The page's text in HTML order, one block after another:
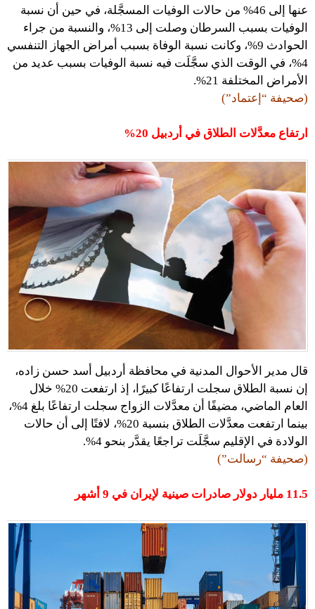
عنها إلى 46% من حالات الوفيات المسجَّلة، في حين أن نسبة
الوفيات بسبب السرطان وصلت إلى 13%، والنسبة من جراء
الحوادث 9%، وكانت نسبة الوفاة بسبب أمراض الجهاز التنفسي
4%، في الوقت الذي سجَّلَت فيه نسبة الوفيات بسبب عديد من
الأمراض المختلفة 21%.
(صحيفة “إعتماد”)
ارتفاع معدَّلات الطلاق في أردبيل 20%
قال مدير الأحوال المدنية في محافظة أردبيل أسد حسن زاده،
إن نسبة الطلاق سجلت ارتفاعًا كبيرًا، إذ ارتفعت 20% خلال
العام الماضي، مضيفًا أن معدَّلات الزواج سجلت ارتفاعًا بلغ 4%،
بينما ارتفعت معدَّلات الطلاق بنسبة 20%، لافتًا إلى أن حالات
الولادة في الإقليم سجَّلَت تراجعًا يقدَّر بنحو 4%.
(صحيفة “رسالت”)
11.5 مليار دولار صادرات صينية لإيران في 9 أشهر